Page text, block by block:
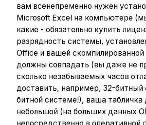
вам всенепременно нужен
Microsoft Excel на компьютере
какие - обязательно купить
разрядность системы,
Office и вашей
должны совпадать (вы даже не
сколько незабываемых часов
доставить, например, 32-битный
битной системе!), ваша
небольшой (на больших данных
непосредственно в оперативной